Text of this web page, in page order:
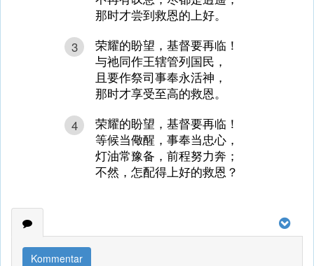
那时才尝到救恩的上好。
3
荣耀的盼望，基督要再临！
与祂同作王辖管列国民，
且要作祭司事奉永活神，
那时才享受至高的救恩。
4
荣耀的盼望，基督要再临！
等候当儆醒，事奉当忠心，
灯油常豫备，前程努力奔；
不然，怎配得上好的救恩？
Kommentar